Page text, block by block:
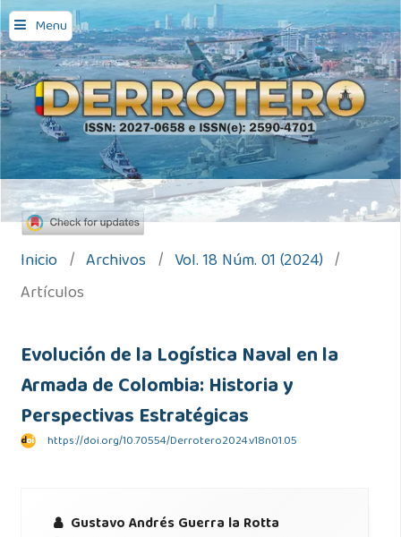
Menu
Inicio / Archivos / Vol. 18 Núm. 01 (2024) /
Artículos
Evolución de la Logística Naval en la
Armada de Colombia: Historia y
Perspectivas Estratégicas
https://doi.org/10.70554/Derrotero2024.v18n01.05
Gustavo Andrés Guerra la Rotta